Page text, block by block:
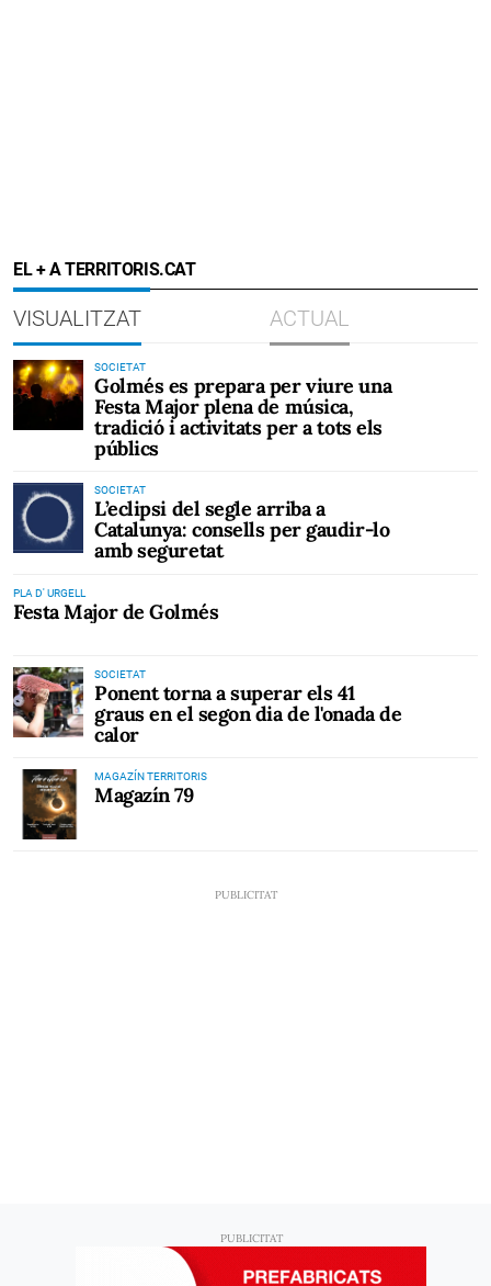
EL + A TERRITORIS.CAT
VISUALITZAT ACTUAL
SOCIETAT
Golmés es prepara per viure una
Festa Major plena de música,
tradició i activitats per a tots els
públics
SOCIETAT
L’eclipsi del segle arriba a
Catalunya: consells per gaudir-lo
amb seguretat
PLA D' URGELL
Festa Major de Golmés
SOCIETAT
Ponent torna a superar els 41
graus en el segon dia de l'onada de
calor
MAGAZÍN TERRITORIS
Magazín 79